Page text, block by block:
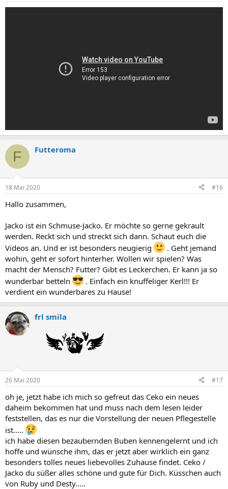
F Futteroma
18 Mai 2020 #16
Hallo zusammen,
Jacko ist ein Schmuse-Jacko. Er möchte so gerne gekrault
werden. Reckt sich und streckt sich dann. Schaut euch die
Videos an. Und er ist besonders neugierig
. Geht jemand
wohin, geht er sofort hinterher. Wollen wir spielen? Was
macht der Mensch? Futter? Gibt es Leckerchen. Er kann ja so
wunderbar betteln
. Einfach ein knuffeliger Kerl!!! Er
verdient ein wunderbares zu Hause!
frl smila
26 Mai 2020 #17
oh je, jetzt habe ich mich so gefreut das Ceko ein neues
daheim bekommen hat und muss nach dem lesen leider
feststellen, das es nur die Vorstellung der neuen Pflegestelle
ist.....
ich habe diesen bezaubernden Buben kennengelernt und ich
hoffe und wünsche ihm, das er jetzt aber wirklich ein ganz
besonders tolles neues liebevolles Zuhause findet. Ceko /
Jacko du süßer alles schöne und gute für Dich. Küsschen auch
von Ruby und Desty.....